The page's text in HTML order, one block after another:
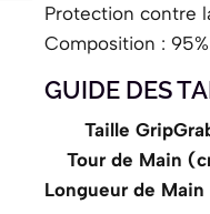
Protection contre
Composition :
GUIDE DES
Taille
Tour de Main
Longueur de